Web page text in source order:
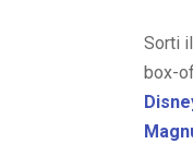
Sorti
box-